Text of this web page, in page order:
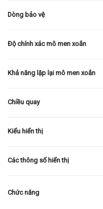
Dòng bảo vệ
Độ chính xác mô men xoắn
Khả năng lặp lại mô men xoắn
Chiều quay
Kiểu hiển thị
Các thông số hiển thị
Chức năng